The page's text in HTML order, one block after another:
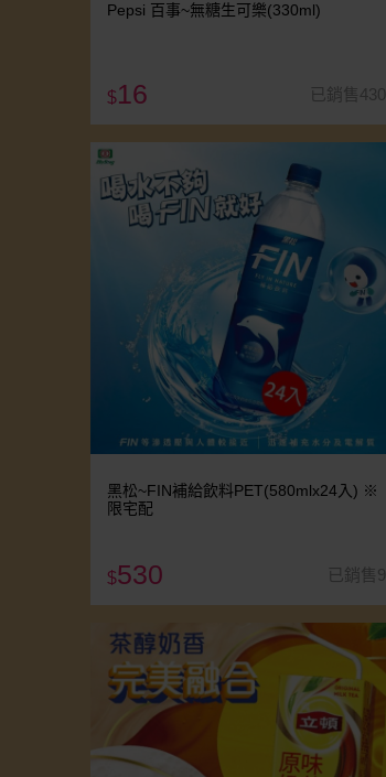
Pepsi 百事~無糖生可樂(330ml)
$16 已銷售430
黑松~FIN補給飲料PET(580mlx24入) ※
限宅配
$530 已銷售9